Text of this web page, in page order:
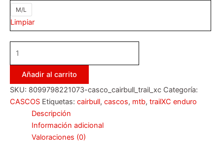
M/L
Limpiar
Añadir al carrito
SKU: 8099798221073-casco_cairbull_trail_xc Categoría:
CASCOS Etiquetas: cairbull, cascos, mtb, trailXC enduro
Descripción
Información adicional
Valoraciones (0)